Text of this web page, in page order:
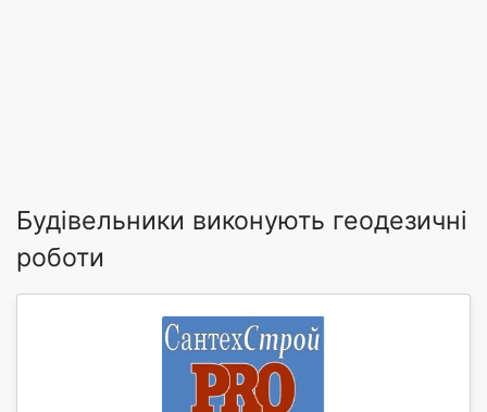
Будівельники виконують геодезичні
роботи